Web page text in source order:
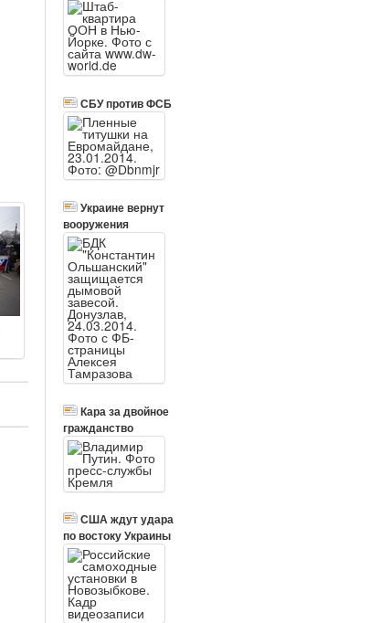
СБУ против ФСБ
Украине вернут
вооружения
Кара за двойное
гражданство
США ждут удара
по востоку Украины